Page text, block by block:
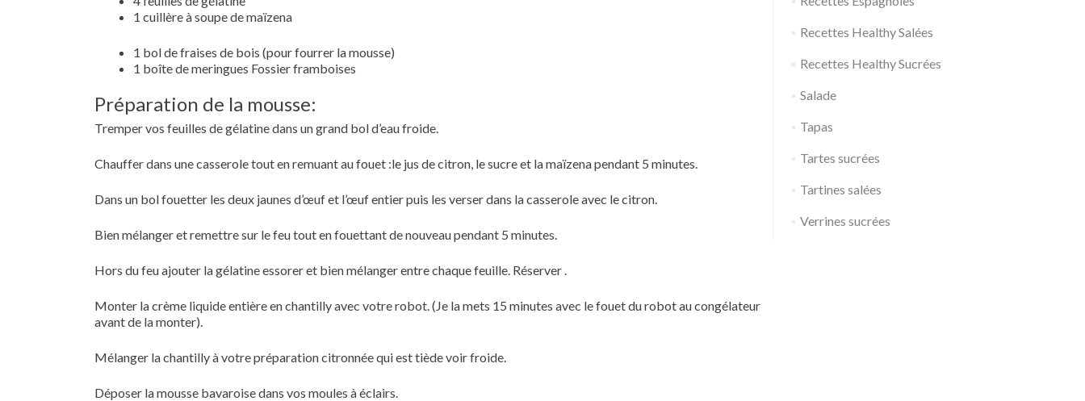
1 cuillère à soupe de maïzena
1 bol de fraises de bois (pour fourrer la mousse)
1 boîte de meringues Fossier framboises
Préparation de la mousse:
Tremper vos feuilles de gélatine dans un grand bol d’eau froide.
Chauffer dans une casserole tout en remuant au fouet :le jus de citron, le sucre et la maïzena pendant 5 minutes.
Dans un bol fouetter les deux jaunes d’œuf et l’œuf entier puis les verser dans la casserole avec le citron.
Bien mélanger et remettre sur le feu tout en fouettant de nouveau pendant 5 minutes.
Hors du feu ajouter la gélatine essorer et bien mélanger entre chaque feuille. Réserver .
Monter la crème liquide entière en chantilly avec votre robot. (Je la mets 15 minutes avec le fouet du robot au congélateur
avant de la monter).
Mélanger la chantilly à votre préparation citronnée qui est tiède voir froide.
Déposer la mousse bavaroise dans vos moules à éclairs.
Recettes Healthy Salées
Recettes Healthy Sucrées
Salade
Tapas
Tartes sucrées
Tartines salées
Verrines sucrées